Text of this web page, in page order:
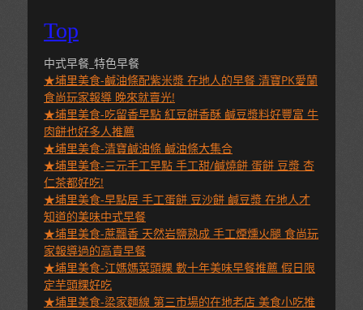
Top
中式早餐_特色早餐
★埔里美食-鹹油條配紫米漿 在地人的早餐 清寶PK愛蘭
食尚玩家報導 晚來就賣光!
★埔里美食-吃留香早點 紅豆餅香酥 鹹豆漿料好豐富 牛
肉餅也好多人推薦
★埔里美食-清寶鹹油條 鹹油條大集合
★埔里美食-三元手工早點 手工甜/鹹燒餅 蛋餅 豆漿 杏
仁茶都好吃!
★埔里美食-早點居 手工蛋餅 豆沙餅 鹹豆漿 在地人才
知道的美味中式早餐
★埔里美食-蔗飄香 天然岩鹽熟成 手工煙燻火腿 食尚玩
家報導過的高貴早餐
★埔里美食-江媽媽菜頭粿 數十年美味早餐推薦 假日限
定芋頭粿好吃
★埔里美食-梁家麵線 第三市場的在地老店 美食小吃推